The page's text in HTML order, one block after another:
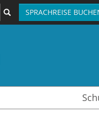
SPRACHREISE